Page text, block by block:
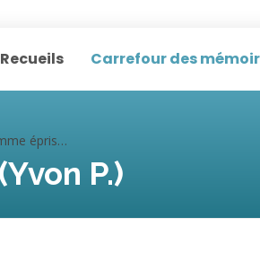
Recueils Carrefour des
de liberté (Yvon P.)
P.)